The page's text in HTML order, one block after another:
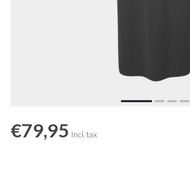
€79,95 Incl. tax